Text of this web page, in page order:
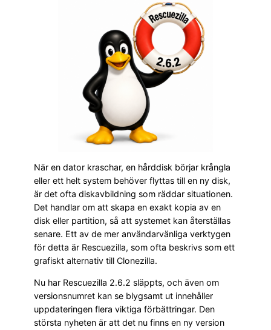
När en dator kraschar, en hårddisk börjar krångla
eller ett helt system behöver flyttas till en ny disk,
är det ofta diskavbildning som räddar situationen.
Det handlar om att skapa en exakt kopia av en
disk eller partition, så att systemet kan återställas
senare. Ett av de mer användarvänliga verktygen
för detta är Rescuezilla, som ofta beskrivs som ett
grafiskt alternativ till Clonezilla.
Nu har Rescuezilla 2.6.2 släppts, och även om
versionsnumret kan se blygsamt ut innehåller
uppdateringen flera viktiga förbättringar. Den
största nyheten är att det nu finns en ny version